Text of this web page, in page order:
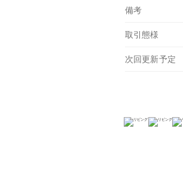
備考
取引態様
次回更新予定